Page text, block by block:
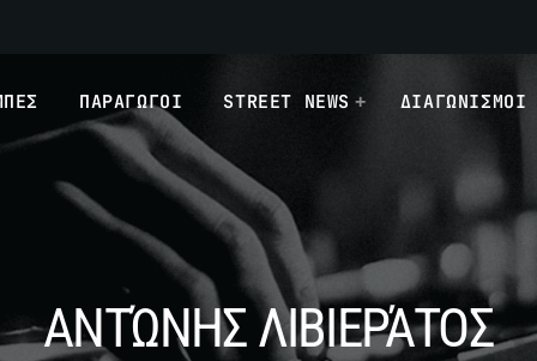
ΠΑΡΑΓΩΓΟΙ STREET NEWS ΔΙΑΓΩΝΙΣΜΟΙ
ΑΝΤΏΝΗΣ ΛΙΒΙΕΡΆΤΟΣ